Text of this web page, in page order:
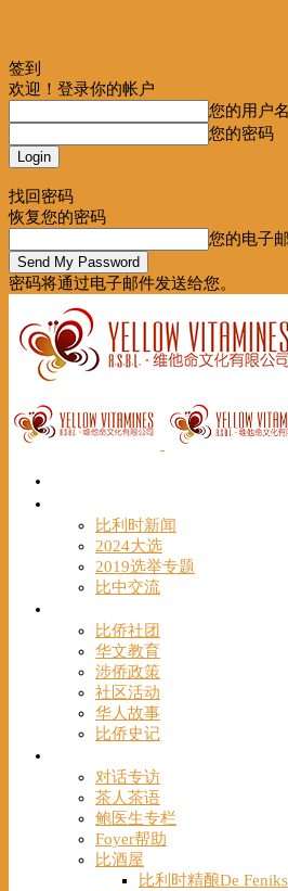
签到
欢迎！登录你的帐户
您的用户名
您的密码
找回密码
恢复您的密码
您的电子
密码将通过电子邮件发送给您。
比利时新闻
2024大选
2019选举专题
比中交流
比侨社团
华文教育
涉侨政策
社区活动
华人故事
比侨史记
对话专访
茶人茶语
鲍医生专栏
Foyer帮助
比酒屋
比利时精酿De